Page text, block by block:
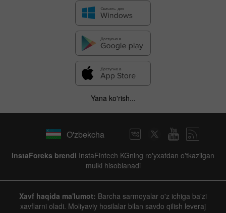
Yana ko'rish...
O'zbekcha
InstaForeks brendi InstaFintech KGning ro'yxatdan o'tkazilgan
mulki hisoblanadi
Xavf haqida ma'lumot: Barcha sarmoyalar o'z ichiga ba'zi
xavflarni oladi. Moliyaviy hosilalar bilan savdo qilish leveraj